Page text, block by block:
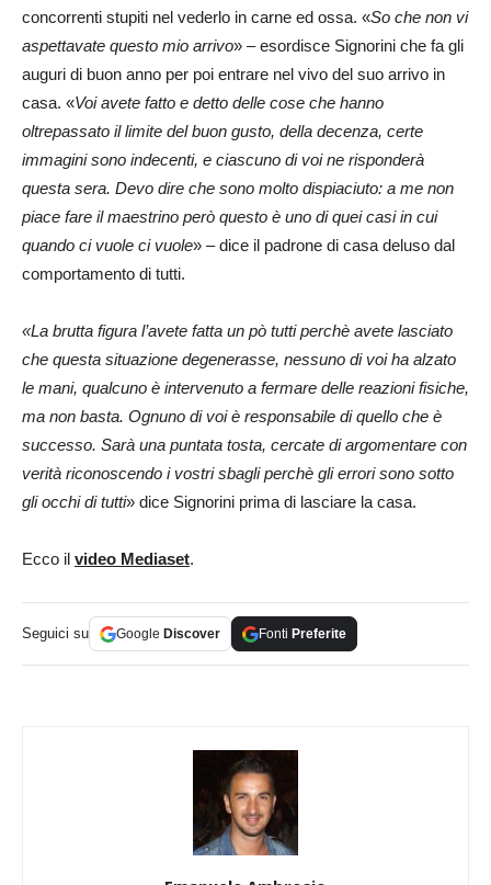
concorrenti stupiti nel vederlo in carne ed ossa. «So che non vi
aspettavate questo mio arrivo» – esordisce Signorini che fa gli
auguri di buon anno per poi entrare nel vivo del suo arrivo in
casa. «Voi avete fatto e detto delle cose che hanno
oltrepassato il limite del buon gusto, della decenza, certe
immagini sono indecenti, e ciascuno di voi ne risponderà
questa sera. Devo dire che sono molto dispiaciuto: a me non
piace fare il maestrino però questo è uno di quei casi in cui
quando ci vuole ci vuole» – dice il padrone di casa deluso dal
comportamento di tutti.
«La brutta figura l’avete fatta un pò tutti perchè avete lasciato
che questa situazione degenerasse, nessuno di voi ha alzato
le mani, qualcuno è intervenuto a fermare delle reazioni fisiche,
ma non basta. Ognuno di voi è responsabile di quello che è
successo. Sarà una puntata tosta, cercate di argomentare con
verità riconoscendo i vostri sbagli perchè gli errori sono sotto
gli occhi di tutti» dice Signorini prima di lasciare la casa.
Ecco il video Mediaset.
Seguici su Google Discover Fonti Preferite